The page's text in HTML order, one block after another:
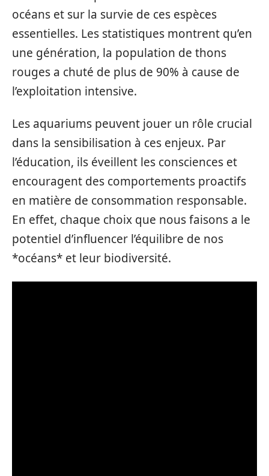
océans et sur la survie de ces espèces
essentielles. Les statistiques montrent qu’en
une génération, la population de thons
rouges a chuté de plus de 90% à cause de
l’exploitation intensive.
Les aquariums peuvent jouer un rôle crucial
dans la sensibilisation à ces enjeux. Par
l’éducation, ils éveillent les consciences et
encouragent des comportements proactifs
en matière de consommation responsable.
En effet, chaque choix que nous faisons a le
potentiel d’influencer l’équilibre de nos
*océans* et leur biodiversité.